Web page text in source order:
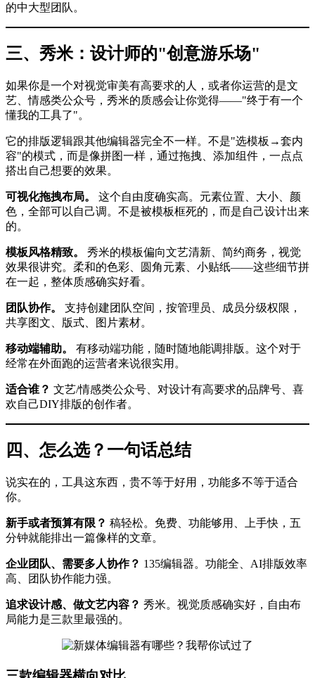
的中大型团队。
三、秀米：设计师的"创意游乐场"
如果你是一个对视觉审美有高要求的人，或者你运营的是文
艺、情感类公众号，秀米的质感会让你觉得——"终于有一个
懂我的工具了"。
它的排版逻辑跟其他编辑器完全不一样。不是"选模板→套内
容"的模式，而是像拼图一样，通过拖拽、添加组件，一点点
搭出自己想要的效果。
可视化拖拽布局。
这个自由度确实高。元素位置、大小、颜
色，全部可以自己调。不是被模板框死的，而是自己设计出来
的。
模板风格精致。
秀米的模板偏向文艺清新、简约商务，视觉
效果很讲究。柔和的色彩、圆角元素、小贴纸——这些细节拼
在一起，整体质感确实好看。
团队协作。
支持创建团队空间，按管理员、成员分级权限，
共享图文、版式、图片素材。
移动端辅助。
有移动端功能，随时随地能调排版。这个对于
经常在外面跑的运营者来说很实用。
适合谁？ 文艺/情感类公众号、对设计有高要求的品牌号、喜
欢自己DIY排版的创作者。
四、怎么选？一句话总结
说实在的，工具这东西，贵不等于好用，功能多不等于适合
你。
新手或者预算有限？ 稿轻松。免费、功能够用、上手快，五
分钟就能排出一篇像样的文章。
企业团队、需要多人协作？ 135编辑器。功能全、AI排版效率
高、团队协作能力强。
追求设计感、做文艺内容？ 秀米。视觉质感确实好，自由布
局能力是三款里最强的。